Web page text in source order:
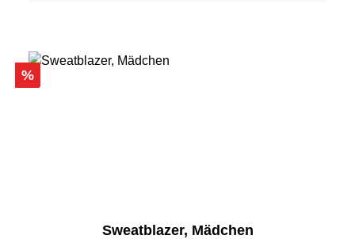
Rabatt
%
Sweatblazer, Mädchen